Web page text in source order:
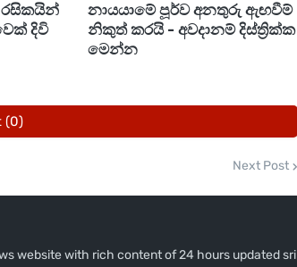
රසිකයින්
දිවි
නායයාමේ පූර්ව අනතුරු ඇඟවීම්
නිකුත් කරයි - අවදානම් දිස්ත්‍රික්ක
මෙන්න
(0)
Next Post
website with rich content of 24 hours updated sri